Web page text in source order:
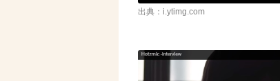
出典：i.ytimg.com